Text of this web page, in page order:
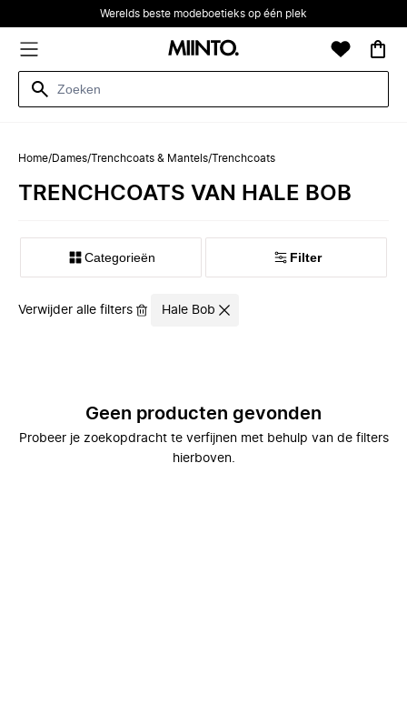
Werelds beste modeboetieks op één plek
Home/Dames/Trenchcoats & Mantels/Trenchcoats
TRENCHCOATS VAN HALE BOB
Categorieën Filter
Verwijder alle filters Hale Bob
Geen producten gevonden
Probeer je zoekopdracht te verfijnen met behulp van de filters
hierboven.